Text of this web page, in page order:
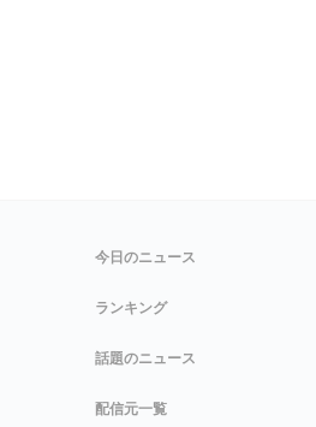
今日のニュース
ランキング
話題のニュース
配信元一覧